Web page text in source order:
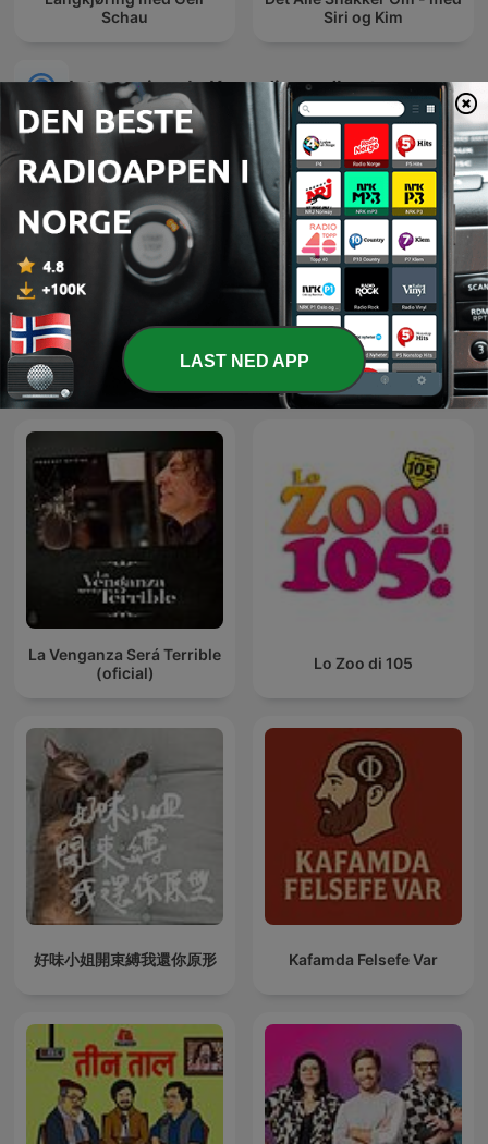
Schau
Siri og Kim
Internasjonale Komedie-podkaster
Friday Night Comedy from
BBC Radio 4
LOVE 972 早安！玉建煌崇 |
The Breakfast Quartet
La Venganza Será Terrible
(oficial)
Lo Zoo di 105
好味小姐開束縛我還你原形 Kafamda Felsefe Var
LAST NED APP